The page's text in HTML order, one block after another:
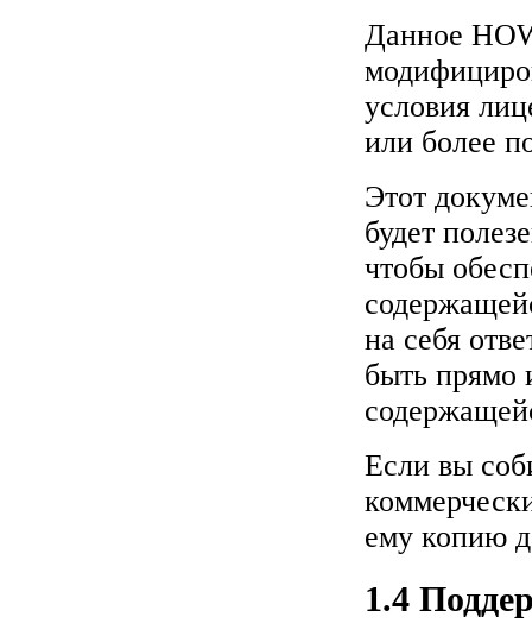
Данное
условия
или более
Этот
будет
чтобы
на себя
быть прямо
Если вы
ему копию
1.4